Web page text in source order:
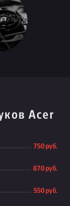
Acer
750 руб.
870 руб.
550 руб.